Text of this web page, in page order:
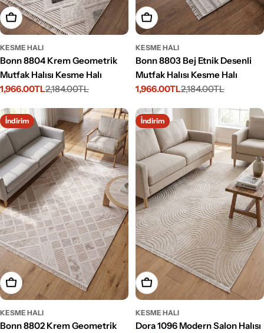
Seçenekleri Belirleyin
KESME HALI
Bonn 8804 Krem Geometrik
Mutfak Halısı Kesme Halı
İndirimli
1,966.00TL
Normal
2,184.00TL
Seçenekleri Belirleyin
KESME HALI
Bonn 8803 Bej Etnik Desenli
Mutfak Halısı Kesme Halı
İndirimli
1,966.00TL
Normal
2,184.00TL
İndirim
Seçenekleri Belirleyin
KESME HALI
Bonn 8802 Krem Geometrik
İndirim
Seçenekleri Belirleyin
KESME HALI
Dora 1096 Modern Salon Halısı